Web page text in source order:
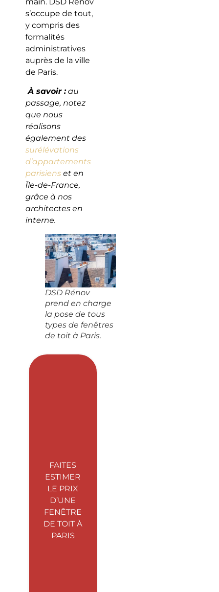
s’occupe de tout,
y compris des
formalités
administratives
auprès de la ville
de Paris.
À savoir :au
passage, notez
que nous
réalisons
également des
surélévations
d’appartements
parisienset en
Île-de-France,
grâce à nos
architectes en
interne.
DSD Rénov
prend en charge
la pose de tous
types de fenêtres
de toit à Paris.
FAITES
ESTIMER
LE PRIX
D’UNE
FENÊTRE
DE TOIT À
PARIS